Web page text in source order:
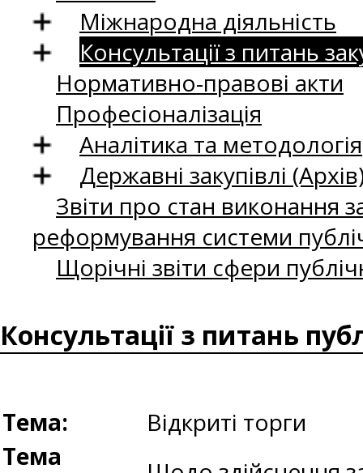
Міжнародна діяльність
Консультації з питань
Нормативно-правові акти
Професіоналізація
Аналітика та методологія
Державні закупівлі
Звіти про стан виконання
реформування системи
Щорічні звіти сфери
Консультації з питань
Тема:
Відкриті торги
Тема